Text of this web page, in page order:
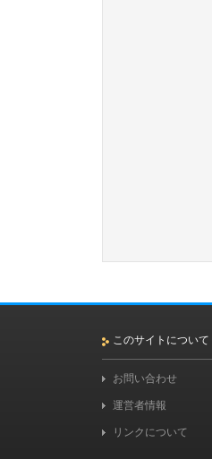
このサイトについて
お問い合わせ
運営者情報
リンクについて